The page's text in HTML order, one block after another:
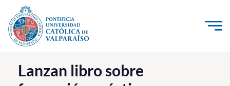
Click acá para ir directamente al contenido
La Universidad
Lanzan libro sobre